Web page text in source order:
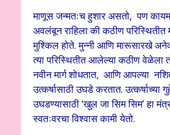
माणूस जन्मतःच हुशार असतो, पण कायम
अवलंबून राहिला की कठीण परिस्थितीत
मुश्किल होते. मुन्नी आणि मारूसारखे
त्या परिस्थितीत आलेल्या कठीण वेळेला
नवीन मार्ग शोधतात, आणि आपल्या
उत्कर्षासाठी उघडे करतात. उत्कर्षाच्या
उघडण्यासाठी ‘खुल जा सिम सिम’ हा
स्वतःवरचा विश्वास कामी येतो.